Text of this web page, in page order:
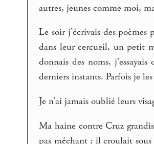
autres, jeunes comme moi,
Le soir j’écrivais des poèmes
dans leur cercueil, un petit
donnais des noms,
derniers instants. Parfois je
Je n’ai jamais oublié leurs
Ma haine contre Cruz
pas méchant ; il croulait